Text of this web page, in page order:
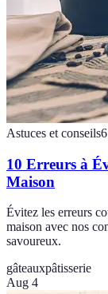
Astuces et conseils6
10 Erreurs à
Maison
Évitez les erreurs
maison avec nos
savoureux.
gâteauxpâtisserie
Aug 4